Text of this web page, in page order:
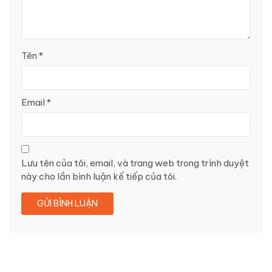
Tên *
Email*
Lưu tên của tôi, email, và trang web trong trình duyệt
này cho lần bình luận kế tiếp của tôi.